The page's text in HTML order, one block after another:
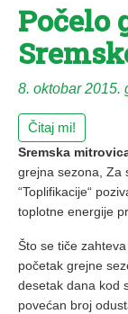
Počelo
8. oktobar 2015.
Čitaj mi!
Sremska
grejna sezona, Za
“Toplifikacije“
toplotne energije
Što se tiče
početak grejne
desetak dana kod
povećan broj